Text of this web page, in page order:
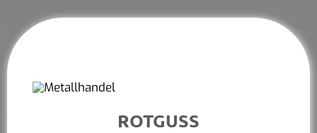
ROTGUSS